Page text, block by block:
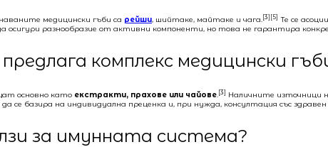
медицински гъби са рейши, шийтаке, майтаке и чага.[3][5] Те се
осигури разнообразие от активни компоненти, но това не гарантира
комплекс медицински
основно като екстракти, прахове или чайове.[3] Наличните източници
се базира на индивидуална преценка и, при нужда, консултация със
за имунната система?